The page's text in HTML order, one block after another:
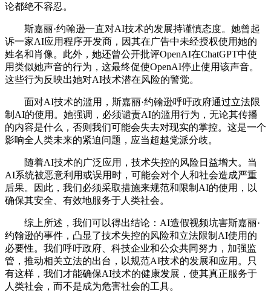
论都绝不容忍。
斯嘉丽·约翰逊一直对AI技术的发展持谨慎态度。她曾起
诉一家AI应用程序开发商，因其在广告中未经授权使用她的
姓名和肖像。此外，她还曾公开批评OpenAI在ChatGPT中使
用类似她声音的行为，这最终促使OpenAI停止使用该声音。
这些行为反映出她对AI技术潜在风险的警觉。
面对AI技术的滥用，斯嘉丽·约翰逊呼吁政府通过立法限
制AI的使用。她强调，必须谴责AI的滥用行为，无论其传播
的内容是什么，否则我们可能会失去对现实的掌控。这是一个
影响全人类未来的紧迫问题，应当超越党派分歧。
随着AI技术的广泛应用，技术失控的风险日益增大。当
AI系统被恶意利用或误用时，可能会对个人和社会造成严重
后果。因此，我们必须采取措施来规范和限制AI的使用，以
确保其安全、有效地服务于人类社会。
综上所述，我们可以得出结论：AI造假视频坑害斯嘉丽·
约翰逊的事件，凸显了技术失控的风险和立法限制AI使用的
必要性。我们呼吁政府、科技企业和公众共同努力，加强监
管，推动相关立法的出台，以规范AI技术的发展和应用。只
有这样，我们才能确保AI技术的健康发展，使其真正服务于
人类社会，而不是成为危害社会的工具。